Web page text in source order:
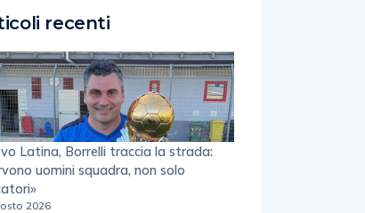
recenti
Latina, Borrelli traccia la strada:
uomini squadra, non solo
2026